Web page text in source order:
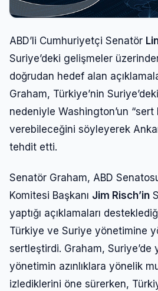
ABD’li Cumhuriyetçi Senatör
Suriye’deki gelişmeler
doğrudan hedef alan
Graham, Türkiye’nin
nedeniyle Washington’un “sert
verebileceğini söyleyerek
tehdit etti.
Senatör Graham, ABD
Komitesi Başkanı Jim Risch’in
yaptığı açıklamaları
Türkiye ve Suriye yönetimine
sertleştirdi. Graham, Suriye’de
yönetimin azınlıklara yönelik
izlediklerini öne sürerken,